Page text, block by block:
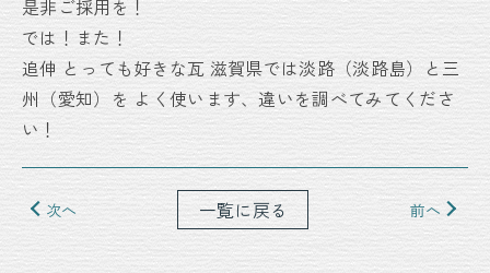
是非ご採用を！
では！また！
追伸 とっても好きな瓦 滋賀県では淡路（淡路島）と三
州（愛知）を よく使います、違いを調べてみてくださ
い！
次へ 一覧に戻る 前へ